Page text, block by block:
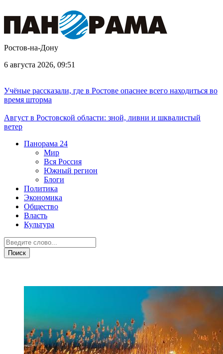
Ростов-на-Дону
6 августа 2026, 09:51
Учёные рассказали, где в Ростове опаснее всего находиться во
время шторма
Август в Ростовской области: зной, ливни и шквалистый
ветер
Панорама 24
Мир
Вся Россия
Южный регион
Блоги
Политика
Экономика
Общество
Власть
Культура